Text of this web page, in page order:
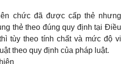
chức đã được cấp thẻ nhưng
thẻ theo đúng quy định tại Điều
tùy theo tính chất và mức độ vi
theo quy định của pháp luật.